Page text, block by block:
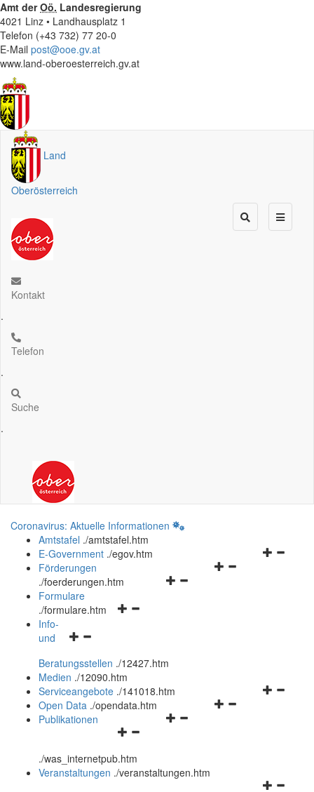
Amt derOö. Landesregierung
4021 Linz • Landhausplatz 1
Telefon (+43 732) 77 20-0
E-Mail post@ooe.gv.at
www.land-oberoesterreich.gv.at
Land
Oberösterreich
Kontakt
.
Telefon
.
Suche
.
Coronavirus: Aktuelle Informationen
Amtstafel ./amtstafel.htm
Navigationsmenü
E-Government ./egov.htm
Navigationsmenü
Förderungen
./foerderungen.htm
Navigationsmenü
Formulare
./formulare.htm
Navigationsmenü
und
schließen
Info-
und
Beratungsstellen ./12427.htm
Medien ./12090.htm
Navigationsmenü
Serviceangebote ./141018.htm
Navigationsmenü
Open Data ./opendata.htm
Navigationsmenü
und
schließen
Publikationen
./was_internetpub.htm
Veranstaltungen ./veranstaltungen.htm